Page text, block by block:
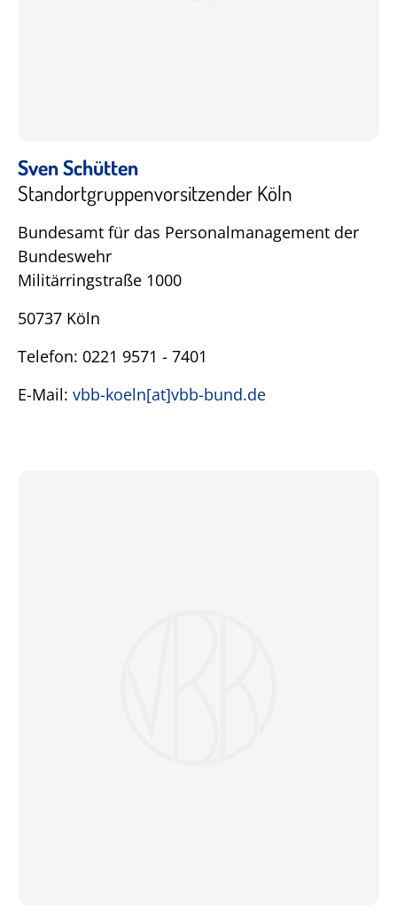
Sven Schütten
Standortgruppenvorsitzender Köln
Bundesamt für das Personalmanagement der
Bundeswehr
Militärringstraße 1000
50737 Köln
Telefon: 0221 9571 - 7401
E-Mail: vbb-koeln[at]vbb-bund.de